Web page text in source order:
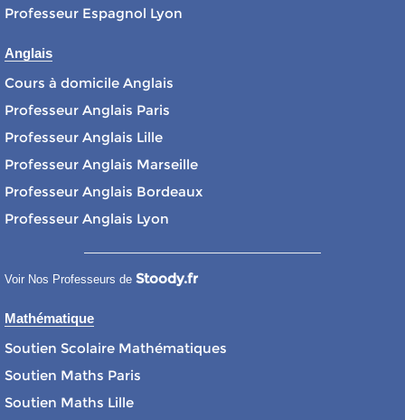
Professeur Espagnol Lyon
Anglais
Cours à domicile Anglais
Professeur Anglais Paris
Professeur Anglais Lille
Professeur Anglais Marseille
Professeur Anglais Bordeaux
Professeur Anglais Lyon
Voir Nos Professeurs de Stoody.fr
Mathématique
Soutien Scolaire Mathématiques
Soutien Maths Paris
Soutien Maths Lille